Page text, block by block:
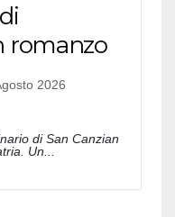
romanzo
2026
di San Canzian
Un...